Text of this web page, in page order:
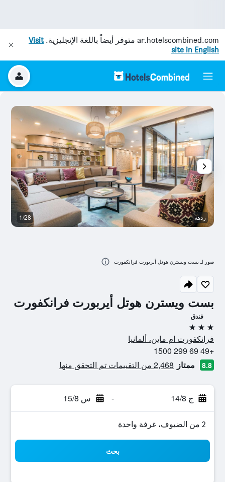
ar.hotelscombined.com متوفر أيضاً باللغة الإنجليزية.Visit
site in English
بست ويسترن هوتل أيربورت فرانكفورت
فندق
3 نجوم
فرانكفورت ام ماين، ألمانيا
+49 69 299 1500
8.8 ممتاز 2,468 من التقييمات تم التحقق منها
ج 14/8 - س 15/8
2 من الضيوف، غرفة واحدة
بحث
ردهة 1/28
صور لـ بست ويسترن هوتل أيربورت فرانكفورت